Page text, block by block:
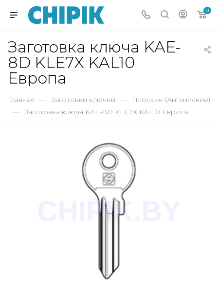
0
Заготовка ключа KAE-
8D KLE7X KAL10
Европа
Главная — Заготовки ключей — Плоские (Английские)
— Заготовка ключа KAE-8D KLE7X KAL10 Европа